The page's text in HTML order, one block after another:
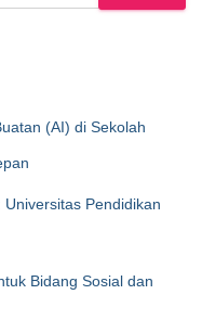
(AI) di Sekolah
Pendidikan
Bidang Sosial dan